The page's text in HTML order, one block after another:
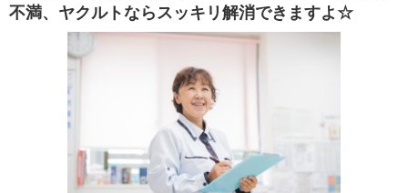
不満、ヤクルトならスッキリ解消できますよ☆